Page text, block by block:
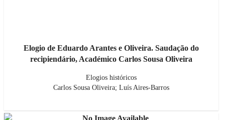
Elogio de Eduardo Arantes e Oliveira. Saudação do
recipiendário, Académico Carlos Sousa Oliveira
Elogios históricos
Carlos Sousa Oliveira; Luís Aires-Barros